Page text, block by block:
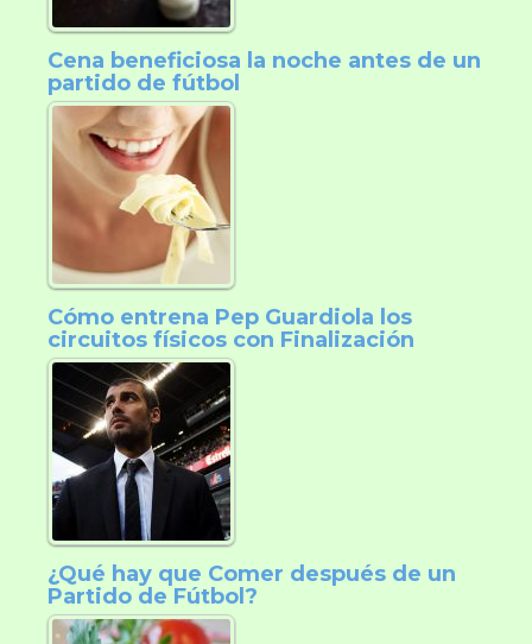
Cena beneficiosa la noche antes de un
partido de fútbol
Cómo entrena Pep Guardiola los
circuitos físicos con Finalización
¿Qué hay que Comer después de un
Partido de Fútbol?